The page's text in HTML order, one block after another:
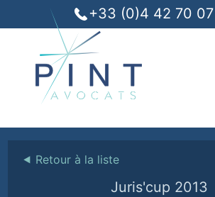
+33 (0)4 42 70
⯇ Retour à la liste
Juris'cup 2013